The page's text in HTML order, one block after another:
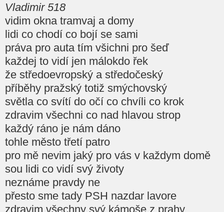
Vladimir 518
vidim okna tramvaj a domy
lidi co chodí co bojí se sami
práva pro auta tím všichni pro šeď
každej to vidí jen málokdo řek
že středoevropský a středočeský
příběhy pražský totiž smýchovský
světla co svítí do očí co chvíli co krok
zdravim všechni co nad hlavou strop
každý ráno je nám dáno
tohle město třetí patro
pro mě nevim jaký pro vás v každym domě
sou lidi co vidí svý životy
neznáme pravdy ne
přesto sme tady PSH nazdar lavore
zdravim všechny svý kámoše z prahy